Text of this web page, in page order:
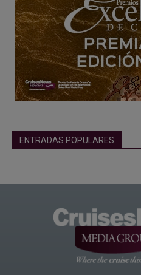
ENTRADAS POPULARES